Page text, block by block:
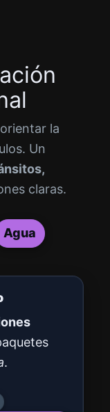
la
Un
claras.
Agua
.